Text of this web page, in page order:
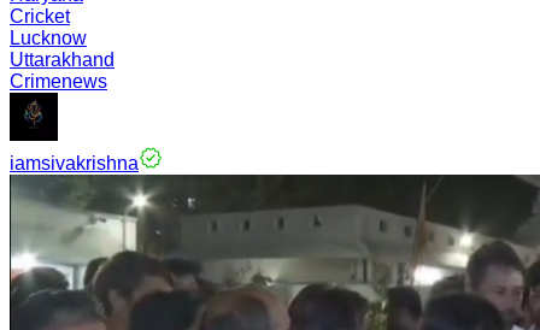
Cricket
Lucknow
Uttarakhand
Crimenews
iamsivakrishna